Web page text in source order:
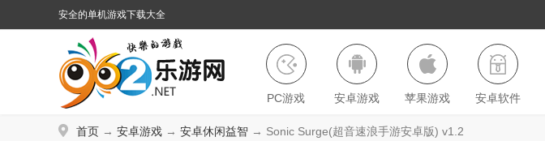
安全的单机游戏下载大全
PC游戏 安卓游戏 苹果游戏 安卓软件
首页 → 安卓游戏 → 安卓休闲益智 → Sonic Surge(超音速浪手游安卓版) v1.2